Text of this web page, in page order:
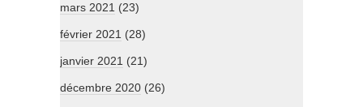
mars 2021 (23)
février 2021 (28)
janvier 2021 (21)
décembre 2020 (26)